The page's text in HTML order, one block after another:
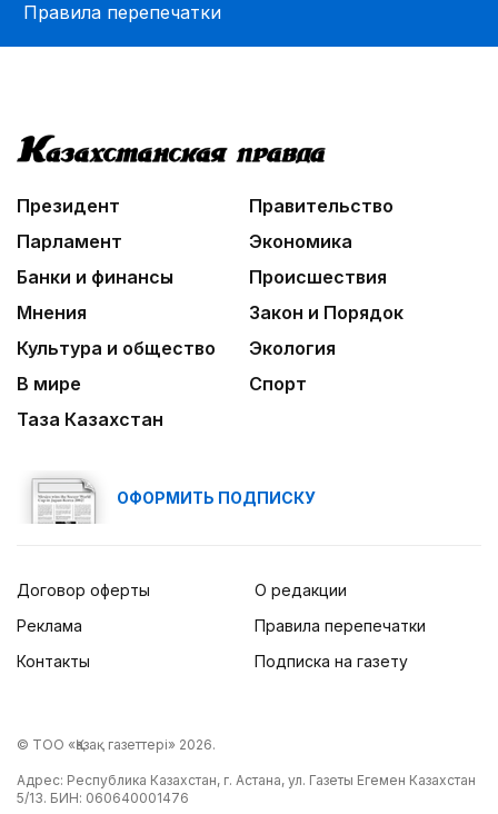
Правила перепечатки
Президент
Правительство
Парламент
Экономика
Банки и финансы
Происшествия
Мнения
Закон и Порядок
Культура и общество
Экология
В мире
Спорт
Таза Казахстан
ОФОРМИТЬ ПОДПИСКУ
Договор оферты
Реклама
Контакты
О редакции
Правила перепечатки
Подписка на газету
© ТОО «Қазақ газеттері» 2026.
Адрес: Республика Казахстан, г. Астана, ул. Газеты Егемен Казахстан
5/13. БИН: 060640001476